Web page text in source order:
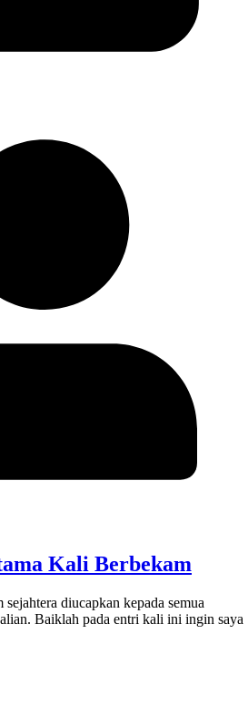
Kali Berbekam
diucapkan kepada semua
Baiklah pada entri kali ini ingin saya